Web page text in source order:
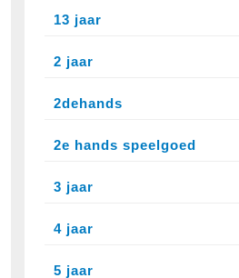
13 jaar
2 jaar
2dehands
2e hands speelgoed
3 jaar
4 jaar
5 jaar